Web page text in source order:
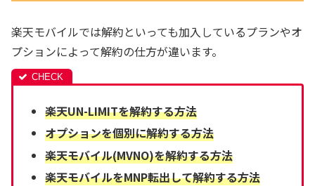
楽天モバイルでは解約といっても加入しているプランやオ
プションによって解約の仕方が違います。
楽天UN-LIMITを解約する方法
オプションを個別に解約する方法
楽天モバイル(MVNO)を解約する方法
楽天モバイルをMNP転出して解約する方法